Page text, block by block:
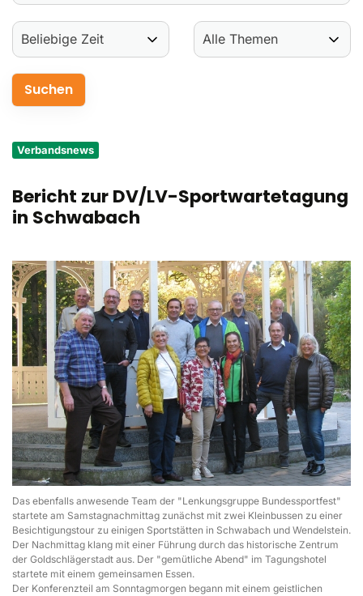
Verbandsnews
Bericht zur DV/LV-Sportwartetagung
in Schwabach
Das ebenfalls anwesende Team der "Lenkungsgruppe Bundessportfest"
startete am Samstagnachmittag zunächst mit zwei Kleinbussen zu einer
Besichtigungstour zu einigen Sportstätten in Schwabach und Wendelstein.
Der Nachmittag klang mit einer Führung durch das historische Zentrum
der Goldschlägerstadt aus. Der "gemütliche Abend" im Tagungshotel
startete mit einem gemeinsamen Essen.
Der Konferenzteil am Sonntagmorgen begann mit einem geistlichen
Verantwortung
Aus- und Fortbildungen
Kontakt
DJK Sportjugend